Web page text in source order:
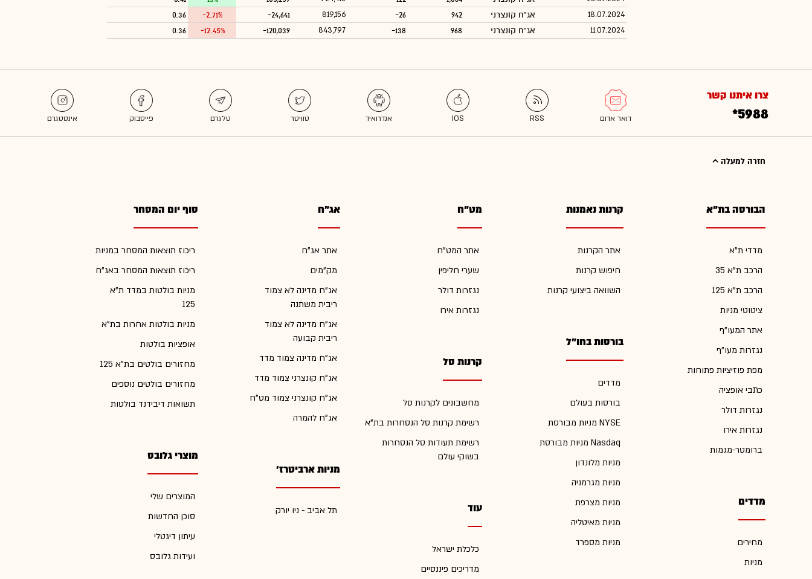
18.07.2024 אג"ח קונצרני 942
-26
819,156
-24,641
-2.71%
0.36
11.07.2024 אג"ח קונצרני 968
-138
843,797
-120,039
-12.45%
0.36
צרו איתנו קשר
*5988
חזרה למעלה
הבורסה בת"א
מדדי ת"א
הרכב ת"א 35
הרכב ת"א 125
ציטוטי מניות
אתר המעו"ף
נגזרות מעו"ף
מפת פוזיציות פתוחות
כתבי אופציה
נגזרות דולר
נגזרות אירו
ברומטר-מגמות
מדדים
מחירים
מניות
קרנות נאמנות
אתר הקרנות
חיפוש קרנות
השוואה ביצועי קרנות
בורסות בחו"ל
מדדים
בורסות בעולם
מניות מבורסת NYSE
מניות מבורסת Nasdaq
מניות מלונדון
מניות מגרמניה
מניות מצרפת
מניות מאיטליה
מניות מספרד
מט"ח
אתר המט"ח
שערי חליפין
נגזרות דולר
נגזרות אירו
קרנות סל
מחשבונים לקרנות סל
רשימת קרנות סל הנסחרות בת"א
רשימת תעודות סל הנסחרות
בשוקי עולם
עוד
כלכלת ישראל
מדריכים פיננסיים
אג"ח
אתר אג"ח
מק"מים
אג"ח מדינה לא צמוד
ריבית משתנה
אג"ח מדינה לא צמוד
ריבית קבועה
אג"ח מדינה צמוד מדד
אג"ח קונצרני צמוד מדד
אג"ח קונצרני צמוד מט"ח
אג"ח להמרה
מניות ארביטרז'
תל אביב - ניו יורק
סוף יום המסחר
ריכוז תוצאות המסחר במניות
ריכוז תוצאות המסחר באג"ח
מניות בולטות במדד ת"א
125
מניות בולטות אחרות בת"א
אופציות בולטות
מחזורים בולטים בת"א 125
מחזורים בולטים נוספים
תשואות דיבידנד בולטות
מוצרי גלובס
המוצרים שלי
סוכן החדשות
עיתון דיגטלי
ועידות גלובס